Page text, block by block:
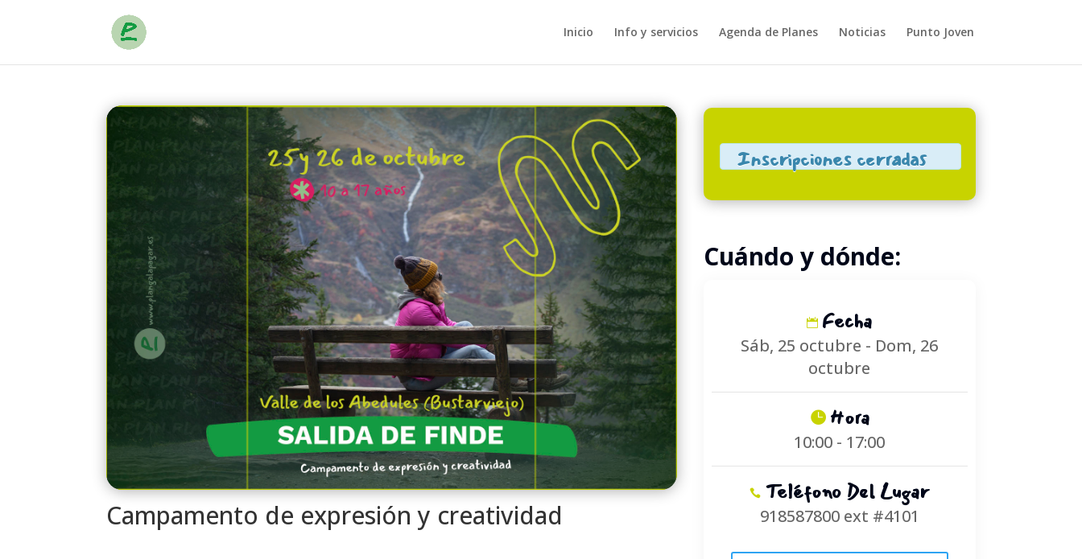
Inicio Info y servicios Agenda de Planes Noticias Punto Joven
Campamento de expresión y creatividad
Inscripciones cerradas
Cuándo y dónde:
Fecha
Sáb, 25 octubre - Dom, 26
octubre
Hora
10:00 - 17:00
Teléfono Del Lugar
918587800 ext #4101